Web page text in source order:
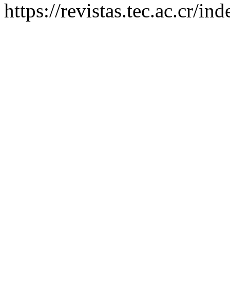
https://revistas.tec.ac.cr/